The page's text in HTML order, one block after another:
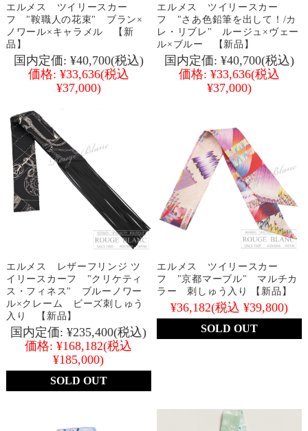
エルメス ツイリースカー
フ "鞍職人の花束" ブラン×
ノワール×キャラメル 【新
品】
国内定価: ¥40,700(税込)
価格: ¥33,636(税込
¥37,000)
エルメス ツイリースカー
フ "さあ色鉛筆を出して！/カ
レ・リブレ" ルージュ×ヴェー
ル×ブルー 【新品】
国内定価: ¥40,700(税込)
価格: ¥33,636(税込
¥37,000)
エルメス レザーフリンジ ツ
イリースカーフ "クリケティ
ス・フィネス" ブルーノワー
ル×クレーム ビーズ刺しゅう
入り 【新品】
国内定価: ¥235,400(税込)
価格: ¥168,182(税込
¥185,000)
SOLD OUT
エルメス ツイリースカー
フ "京都マーブル" マルチカ
ラー 刺しゅう入り 【新品】
¥36,182(税込 ¥39,800)
SOLD OUT